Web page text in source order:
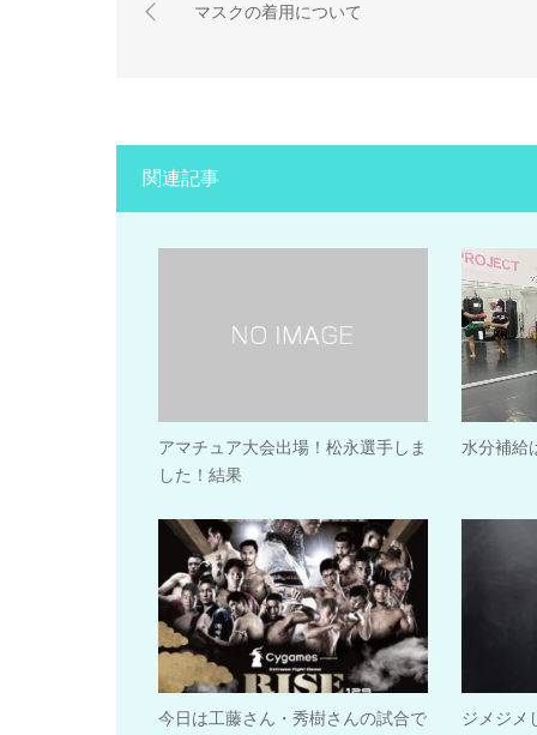
マスクの着用について
関連記事
アマチュア大会出場！松永選手しま
した！結果
水分補給
今日は工藤さん・秀樹さんの試合で
ジメジメ